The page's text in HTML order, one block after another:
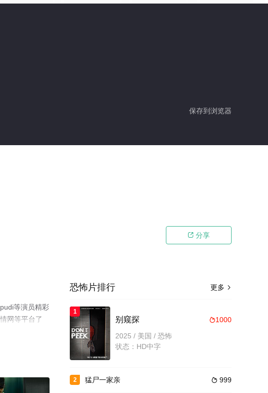
保存到浏览器
 分享
等演员精彩
网等平台了
更多 
恐怖片排行
1
1000
别窥探
2025 / 美国 / 恐怖
状态：HD中字
2  999
猛尸一家亲